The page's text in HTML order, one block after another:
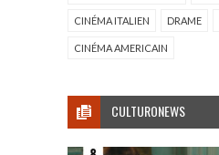
CINÉMA ITALIEN DRAME
CINÉMA AMERICAIN
CULTURONEWS